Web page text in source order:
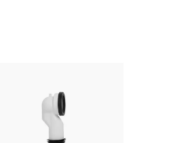
Imagem do Produto